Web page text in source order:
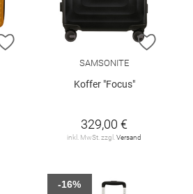
ZUR WUNSCHLISTE HINZUFÜGEN
ZUR
SAMSONITE
Koffer "Focus"
329,00 €
inkl. MwSt. zzgl. Versand
-16%